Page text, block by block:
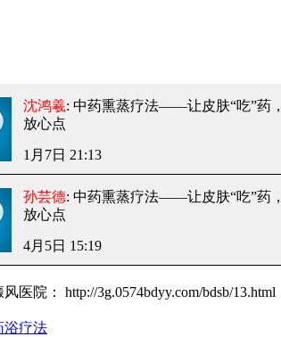
沈鸿羲: 中药熏蒸疗法——让皮肤“吃”药
放心点
1月7日 21:13
孙芸德: 中药熏蒸疗法——让皮肤“吃”药
放心点
4月5日 15:19
医院： http://3g.0574bdyy.com/bdsb/13.html
浴疗法